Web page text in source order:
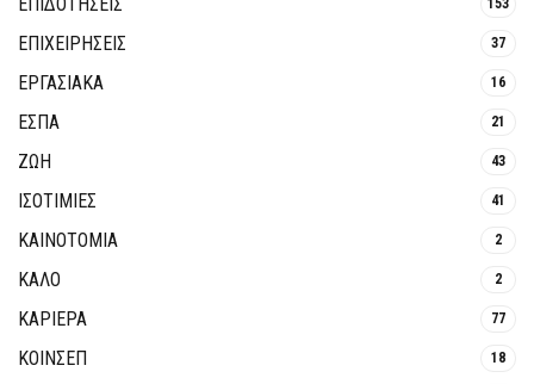
ΕΠΙΧΕΙΡΗΣΕΙΣ 37
ΕΡΓΑΣΙΑΚΑ 16
ΕΣΠΑ 21
ΖΩΗ 43
ΙΣΟΤΙΜΙΕΣ 41
ΚΑΙΝΟΤΟΜΊΑ 2
ΚΑΛΟ 2
ΚΑΡΙΕΡΑ 77
ΚΟΙΝΣΕΠ 18